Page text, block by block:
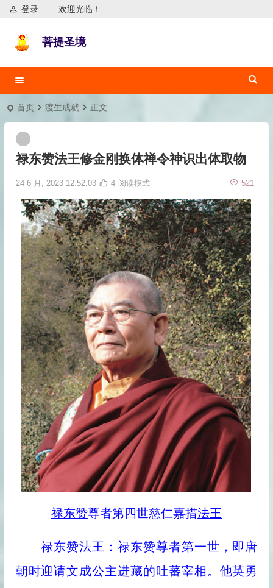
欢迎光临！
登录
菩提圣境
首页 渡生成就 正文
禄东赞法王修金刚换体禅令神识出体取物
24 6 月, 2023 12:52:03 521
4 阅读模式
禄东赞尊者第四世慈仁嘉措法王
禄东赞法王：禄东赞尊者第一世，即唐
朝时迎请文成公主进藏的吐蕃宰相。他英勇